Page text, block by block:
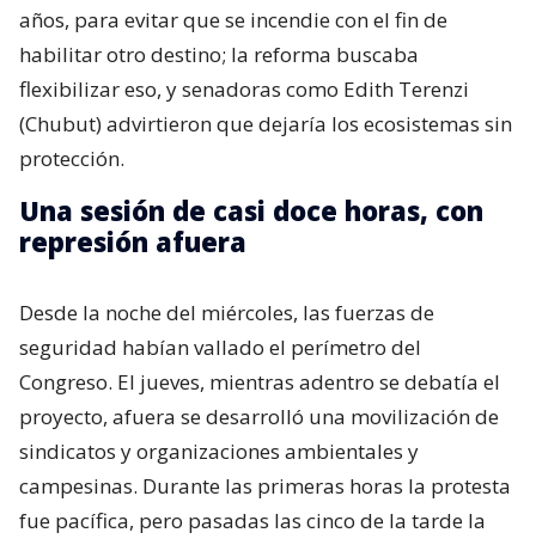
años, para evitar que se incendie con el fin de
habilitar otro destino; la reforma buscaba
flexibilizar eso, y senadoras como Edith Terenzi
(Chubut) advirtieron que dejaría los ecosistemas sin
protección.
Una sesión de casi doce horas, con
represión afuera
Desde la noche del miércoles, las fuerzas de
seguridad habían vallado el perímetro del
Congreso. El jueves, mientras adentro se debatía el
proyecto, afuera se desarrolló una movilización de
sindicatos y organizaciones ambientales y
campesinas. Durante las primeras horas la protesta
fue pacífica, pero pasadas las cinco de la tarde la